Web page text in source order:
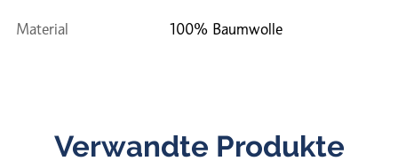
Material 100% Baumwolle
Verwandte Produkte